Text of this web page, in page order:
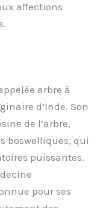
affections
arbre à
d’Inde. Son
de l’arbre,
boswelliques, qui
puissantes.
pour ses